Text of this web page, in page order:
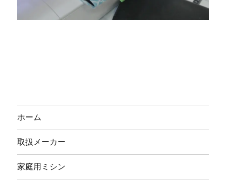
ホーム
取扱メーカー
家庭用ミシン